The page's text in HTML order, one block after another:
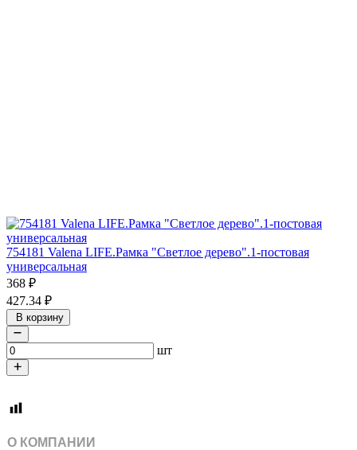
754181 Valena LIFE.Рамка "Светлое дерево".1-постовая
универсальная
368 ₽
427.34 ₽
В корзину
шт
О КОМПАНИИ